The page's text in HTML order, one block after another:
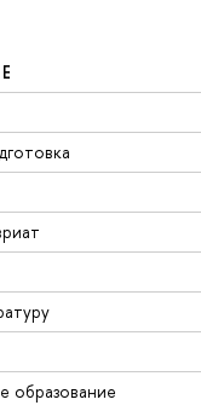
образование